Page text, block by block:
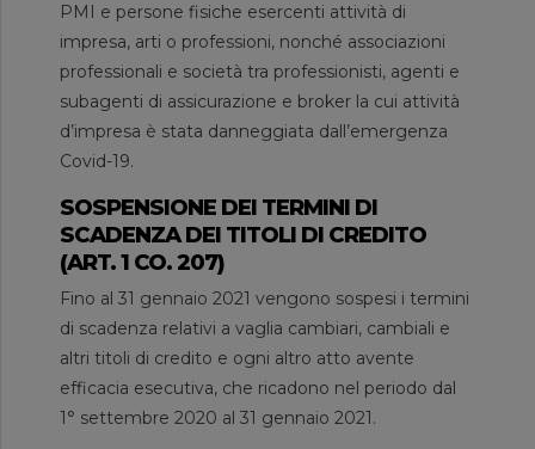
PMI e persone fisiche esercenti attività di
impresa, arti o professioni, nonché associazioni
professionali e società tra professionisti, agenti e
subagenti di assicurazione e broker la cui attività
d’impresa è stata danneggiata dall’emergenza
Covid-19.
SOSPENSIONE DEI TERMINI DI
SCADENZA DEI TITOLI DI CREDITO
(ART. 1 CO. 207)
Fino al 31 gennaio 2021 vengono sospesi i termini
di scadenza relativi a vaglia cambiari, cambiali e
altri titoli di credito e ogni altro atto avente
efficacia esecutiva, che ricadono nel periodo dal
1° settembre 2020 al 31 gennaio 2021.